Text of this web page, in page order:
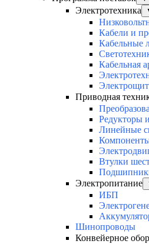
Электротехника
Кабели и
Кабельные
Кабельная
Приводная
Редукторы
Линейные
Втулки
Электропитание
ИБП
Шинопроводы
Конвейерное